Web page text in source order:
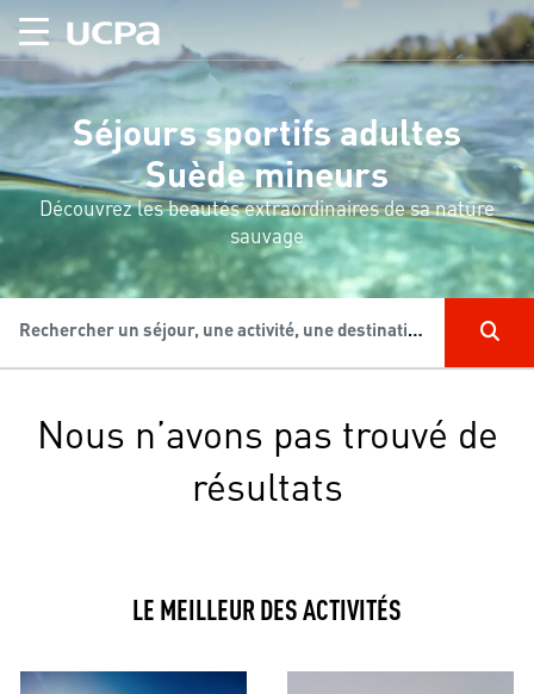
Séjours sportifs adultes
Suède mineurs
Découvrez les beautés extraordinaires de sa nature
sauvage
Rechercher un séjour, une activité, une destination...
Nous n’avons pas trouvé de
résultats
LE MEILLEUR DES ACTIVITÉS